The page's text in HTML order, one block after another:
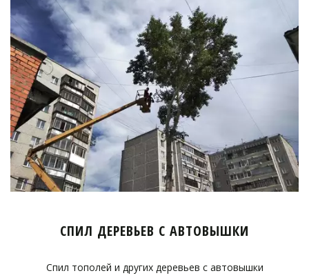
СПИЛ ДЕРЕВЬЕВ С АВТОВЫШКИ
Спил тополей и других деревьев с автовышки